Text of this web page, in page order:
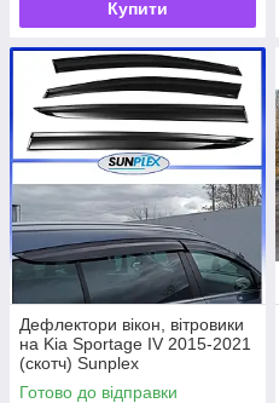
Купити
Дефлектори вікон, вітровики
на Kia Sportage IV 2015-2021
(скотч) Sunplex
Готово до відправки